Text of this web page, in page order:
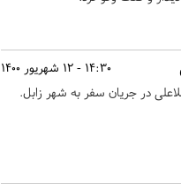
14:30 - 12 شهریور 1400
در جریان سفر به شهر زابل.